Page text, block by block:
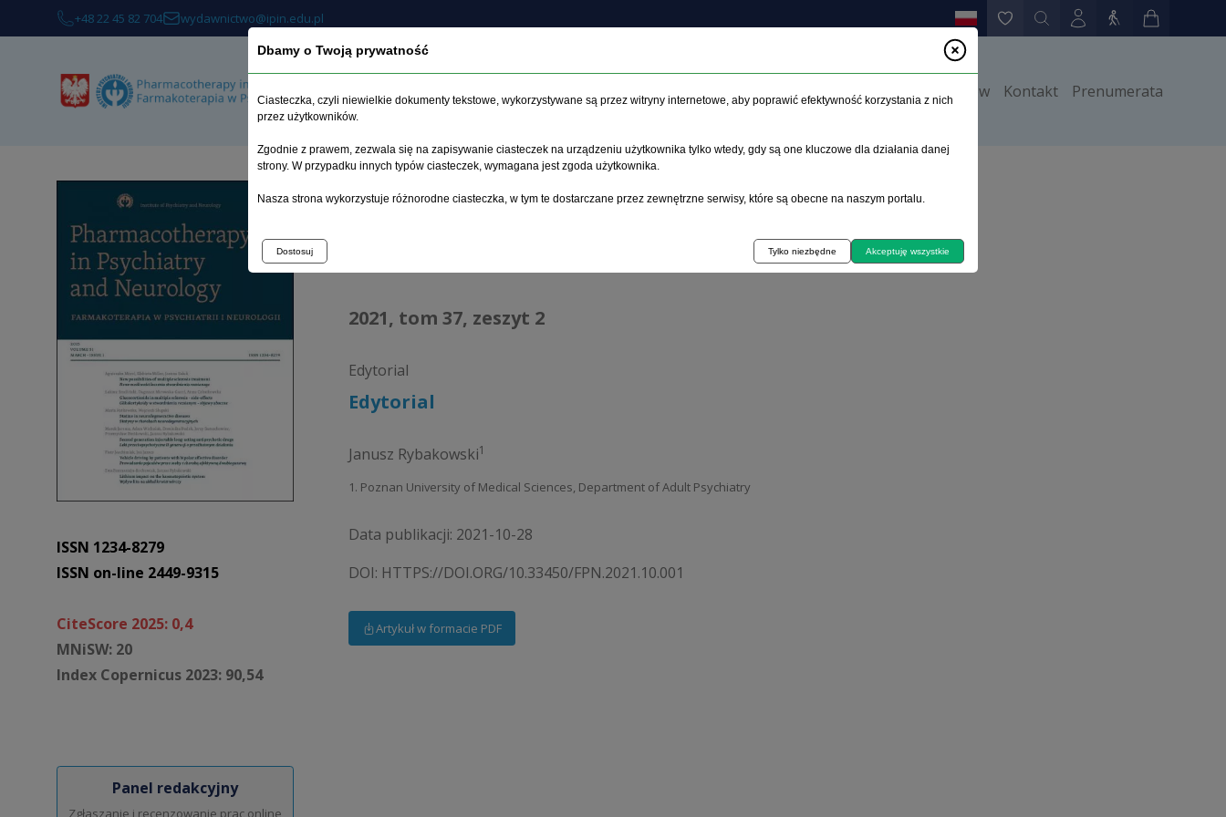
+48 22 45 82 704 wydawnictwo@ipin.edu.pl
O czasopiśmie Zeszyt aktualny Archiwum Artykuły Instrukcje dla autorów Kontakt Prenumerata
ISSN 1234-8279
ISSN on-line 2449-9315
CiteScore 2025: 0,4
MNiSW: 20
Index Copernicus 2023: 90,54
Panel redakcyjny
Zgłaszanie i recenzowanie prac online
Strona główna >Archiwum>zeszyt 2>Edytorial
2021, tom 37, zeszyt 2
Edytorial
Edytorial
Janusz Rybakowski1
1. Poznan University of Medical Sciences, Department of Adult Psychiatry
Data publikacji: 2021-10-28
DOI: HTTPS://DOI.ORG/10.33450/FPN.2021.10.001
Artykuł w formacie PDF
Dbamy o Twoją prywatność
Ciasteczka, czyli niewielkie dokumenty tekstowe, wykorzystywane są przez witryny internetowe, aby poprawić efektywność korzystania z nich
przez użytkowników.
Zgodnie z prawem, zezwala się na zapisywanie ciasteczek na urządzeniu użytkownika tylko wtedy, gdy są one kluczowe dla działania danej
strony. W przypadku innych typów ciasteczek, wymagana jest zgoda użytkownika.
Nasza strona wykorzystuje różnorodne ciasteczka, w tym te dostarczane przez zewnętrzne serwisy, które są obecne na naszym portalu.
Dostosuj Tylko niezbędne Akceptuję wszystkie